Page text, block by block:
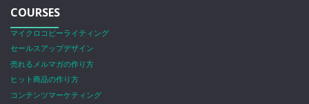
COURSES
マイクロコピーライティング
セールスアップデザイン
売れるメルマガの作り方
ヒット商品の作り方
コンテンツマーケティング